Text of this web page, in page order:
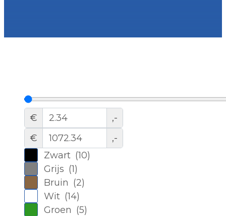
€
,-
€
,-
Zwart (10)
Grijs (1)
Bruin (2)
Wit (14)
Groen (5)